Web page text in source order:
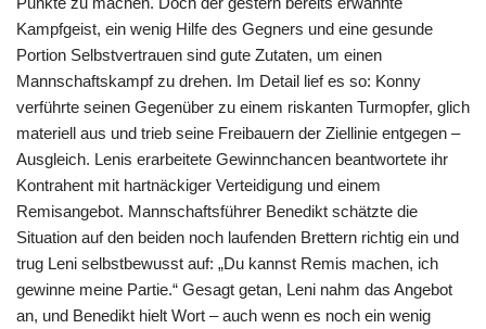
Kampfgeist, ein wenig Hilfe des Gegners und eine gesunde
Portion Selbstvertrauen sind gute Zutaten, um einen
Mannschaftskampf zu drehen. Im Detail lief es so: Konny
verführte seinen Gegenüber zu einem riskanten Turmopfer, glich
materiell aus und trieb seine Freibauern der Ziellinie entgegen –
Ausgleich. Lenis erarbeitete Gewinnchancen beantwortete ihr
Kontrahent mit hartnäckiger Verteidigung und einem
Remisangebot. Mannschaftsführer Benedikt schätzte die
Situation auf den beiden noch laufenden Brettern richtig ein und
trug Leni selbstbewusst auf: „Du kannst Remis machen, ich
gewinne meine Partie.“ Gesagt getan, Leni nahm das Angebot
an, und Benedikt hielt Wort – auch wenn es noch ein wenig